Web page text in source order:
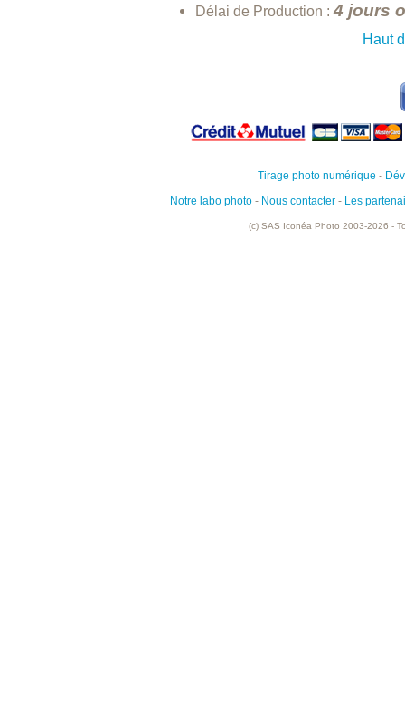
Délai de Production :4 jours
Haut
Tirage photo numérique -
Notre labo photo - Nous contacter - Les
(c) SAS Iconéa Photo 2003-2026 -